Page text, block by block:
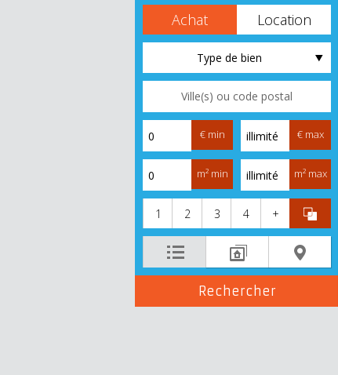
Achat Location
Type de bien
€ min € max
m² min m² max
1 2 3 4 +